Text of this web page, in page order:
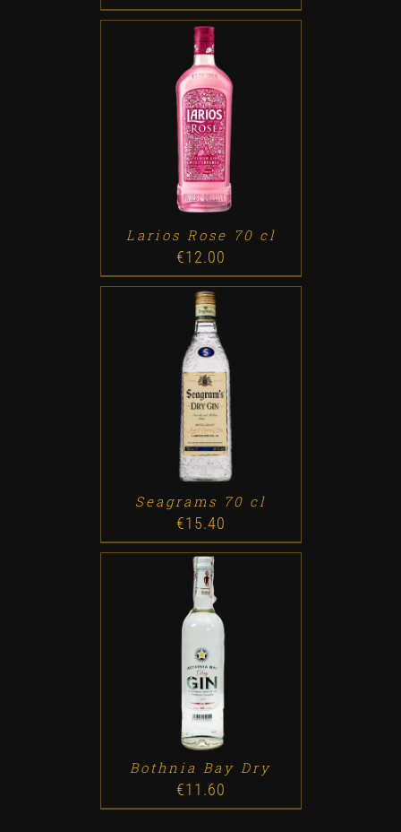
ADD TO CART / DETALLES
Larios Rose 70 cl
€12.00
ADD TO CART / DETALLES
Seagrams 70 cl
€15.40
ADD TO CART /
Bothnia Bay Dry
€11.60